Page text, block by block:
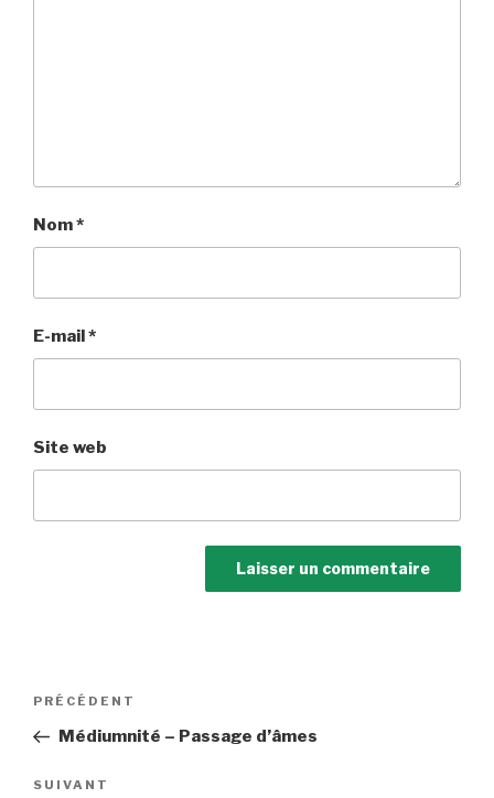
Nom*
E-mail *
Site web
Navigation
l’article
Article
précédent
PRÉCÉDENT
Médiumnité – Passage d’âmes
Article
SUIVANT